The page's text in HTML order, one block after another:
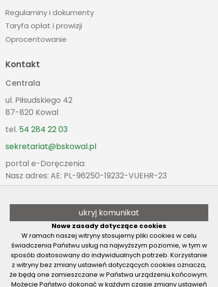
Regulaminy i dokumenty
Taryfa opłat i prowizji
Oprocentowanie
Kontakt
Centrala
ul. Piłsudskiego 42
87-820 Kowal
tel. 54 284 22 03
sekretariat@bskowal.pl
portal e-Doręczenia:
Nasz adres: AE: PL-96250-19232-VUEHR-23
poniedziałek - piątek
8:00 - 15:30
54 284 22 03
Pozostałe Placówki
poniedziałek - piątek
8:00 - 15:30
Nowe zasady dotyczące cookies
W ramach naszej witryny stosujemy pliki cookies w celu
świadczenia Państwu usług na najwyższym poziomie, w tym w
sposób dostosowany do indywidualnych potrzeb. Korzystanie
z witryny bez zmiany ustawień dotyczących cookies oznacza,
że będą one zamieszczane w Państwa urządzeniu końcowym.
Możecie Państwo dokonać w każdym czasie zmiany ustawień
ukryj komunikat